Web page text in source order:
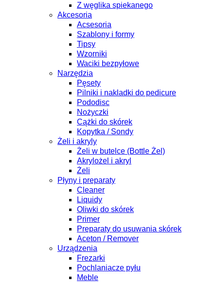
Z węglika spiekanego
Akcesoria
Acsesoria
Szablony i formy
Tipsy
Wzorniki
Waciki bezpyłowe
Narzędzia
Pęsety
Pilniki i nakladki do pedicure
Pododisc
Nożyczki
Cążki do skórek
Kopytka / Sondy
Żeli i akryly
Żeli w butelce (Bottle Żel)
Akrylożel i akryl
Żeli
Płyny i preparaty
Cleaner
Liquidy
Oliwki do skórek
Primer
Preparaty do usuwania skórek
Aceton / Remover
Urządzenia
Frezarki
Pochlaniacze pyłu
Meble